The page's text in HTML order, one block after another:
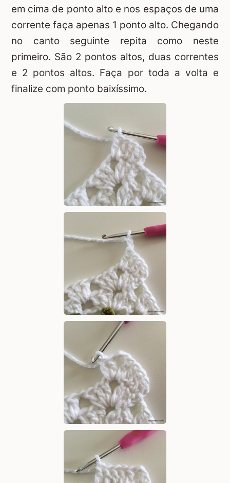
em cima de ponto alto e nos espaços de uma
corrente faça apenas 1 ponto alto. Chegando
no canto seguinte repita como neste
primeiro. São 2 pontos altos, duas correntes
e 2 pontos altos. Faça por toda a volta e
finalize com ponto baixíssimo.